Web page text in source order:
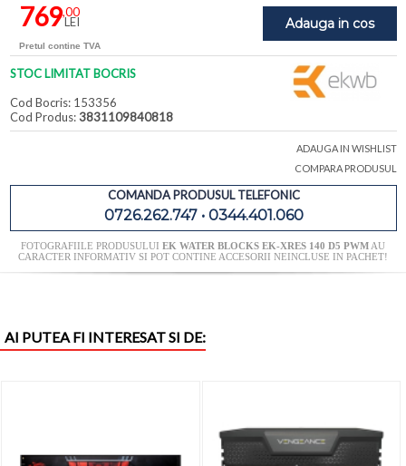
Adauga in cos
769,00
LEI
Pretul contine TVA
STOC LIMITAT BOCRIS
Cod Bocris: 153356
Cod Produs:3831109840818
ADAUGA IN WISHLIST
COMPARA PRODUSUL
COMANDA PRODUSUL TELEFONIC
0726.262.747 • 0344.401.060
FOTOGRAFIILE PRODUSULUI EK WATER BLOCKS EK-XRES 140 D5 PWMAU
CARACTER INFORMATIV SI POT CONTINE ACCESORII NEINCLUSE IN PACHET!
AI PUTEA FI INTERESAT SI DE: